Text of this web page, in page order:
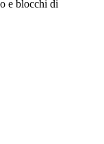
e blocchi di